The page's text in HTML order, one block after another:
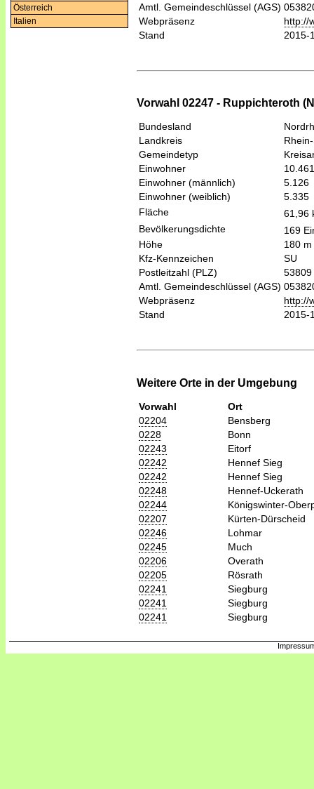
Österreich
Italien
Amtl. Gemeindeschlüssel (AGS)
Webpräsenz
http://
Stand
2015-
Vorwahl 02247 - Ruppichteroth
Bundesland
Landkreis
Gemeindetyp
Einwohner
10.461
Einwohner (männlich)
5.126
Einwohner (weiblich)
5.335
Fläche
61,96
Bevölkerungsdichte
169
Höhe
180
Kfz-Kennzeichen
SU
Postleitzahl (PLZ)
53809
Amtl. Gemeindeschlüssel (AGS)
Webpräsenz
http://
Stand
2015-
Weitere Orte in der Umgebung
Vorwahl
Ort
02204
Bensberg
0228
Bonn
02243
Eitorf
02242
Hennef Sieg
02242
Hennef Sieg
02248
Hennef-Uckerath
02244
Königswinter-
02207
Kürten-Dürscheid
02246
Lohmar
02245
Much
02206
Overath
02205
Rösrath
02241
Siegburg
02241
Siegburg
02241
Siegburg